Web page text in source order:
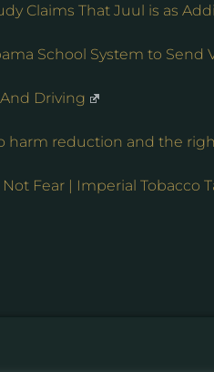
Claims That Juul is as
School System to
Driving
harm reduction and the
Not Fear | Imperial Tobacco